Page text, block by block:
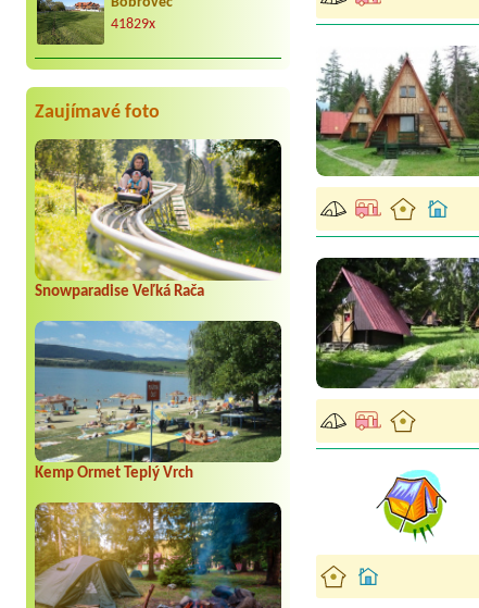
41829x
Zaujímavé foto
Snowparadise Veľká Rača
Kemp Ormet Teplý Vrch